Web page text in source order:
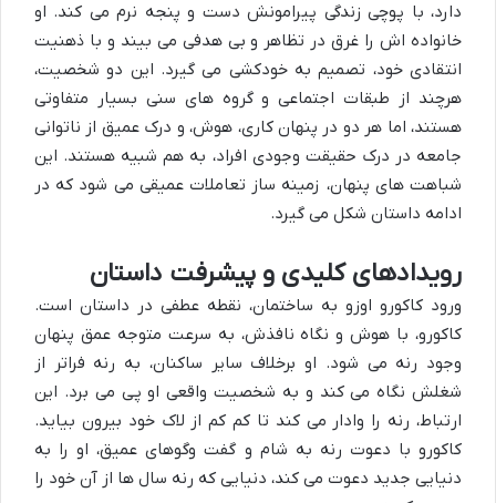
دارد، با پوچی زندگی پیرامونش دست و پنجه نرم می کند. او
خانواده اش را غرق در تظاهر و بی هدفی می بیند و با ذهنیت
انتقادی خود، تصمیم به خودکشی می گیرد. این دو شخصیت،
هرچند از طبقات اجتماعی و گروه های سنی بسیار متفاوتی
هستند، اما هر دو در پنهان کاری، هوش، و درک عمیق از ناتوانی
جامعه در درک حقیقت وجودی افراد، به هم شبیه هستند. این
شباهت های پنهان، زمینه ساز تعاملات عمیقی می شود که در
ادامه داستان شکل می گیرد.
رویدادهای کلیدی و پیشرفت داستان
ورود کاکورو اوزو به ساختمان، نقطه عطفی در داستان است.
کاکورو، با هوش و نگاه نافذش، به سرعت متوجه عمق پنهان
وجود رنه می شود. او برخلاف سایر ساکنان، به رنه فراتر از
شغلش نگاه می کند و به شخصیت واقعی او پی می برد. این
ارتباط، رنه را وادار می کند تا کم کم از لاک خود بیرون بیاید.
کاکورو با دعوت رنه به شام و گفت وگوهای عمیق، او را به
دنیایی جدید دعوت می کند، دنیایی که رنه سال ها از آن خود را